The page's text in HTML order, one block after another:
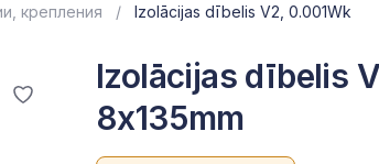
крепления Izolācijas dībelis V2, 0.001Wk
Izolācijas dībelis
8x135mm